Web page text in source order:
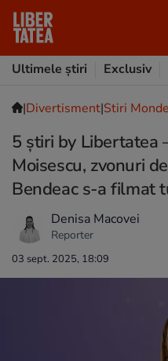
Ultimele știri
Exclusiv
|Divertisment|Stiri
5 știri by Libertatea
Moisescu, zvonuri
Bendeac s-a filmat
Denisa Macovei
Reporter
03 sept. 2025, 18:09